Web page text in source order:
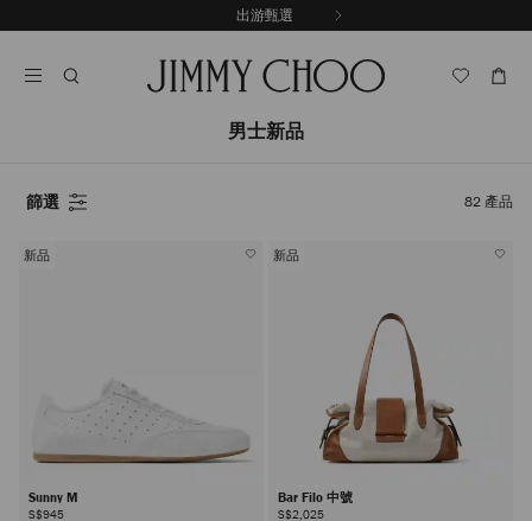
至
出游甄選
男士新品
篩選 82 產品
新品
Sunny M
S$945
新品
Bar Filo 中號
S$2,025